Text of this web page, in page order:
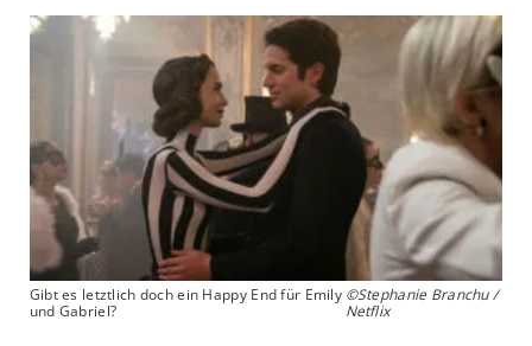
Gibt es letztlich doch ein Happy End für Emily
und Gabriel?
©Stephanie Branchu /
Netflix